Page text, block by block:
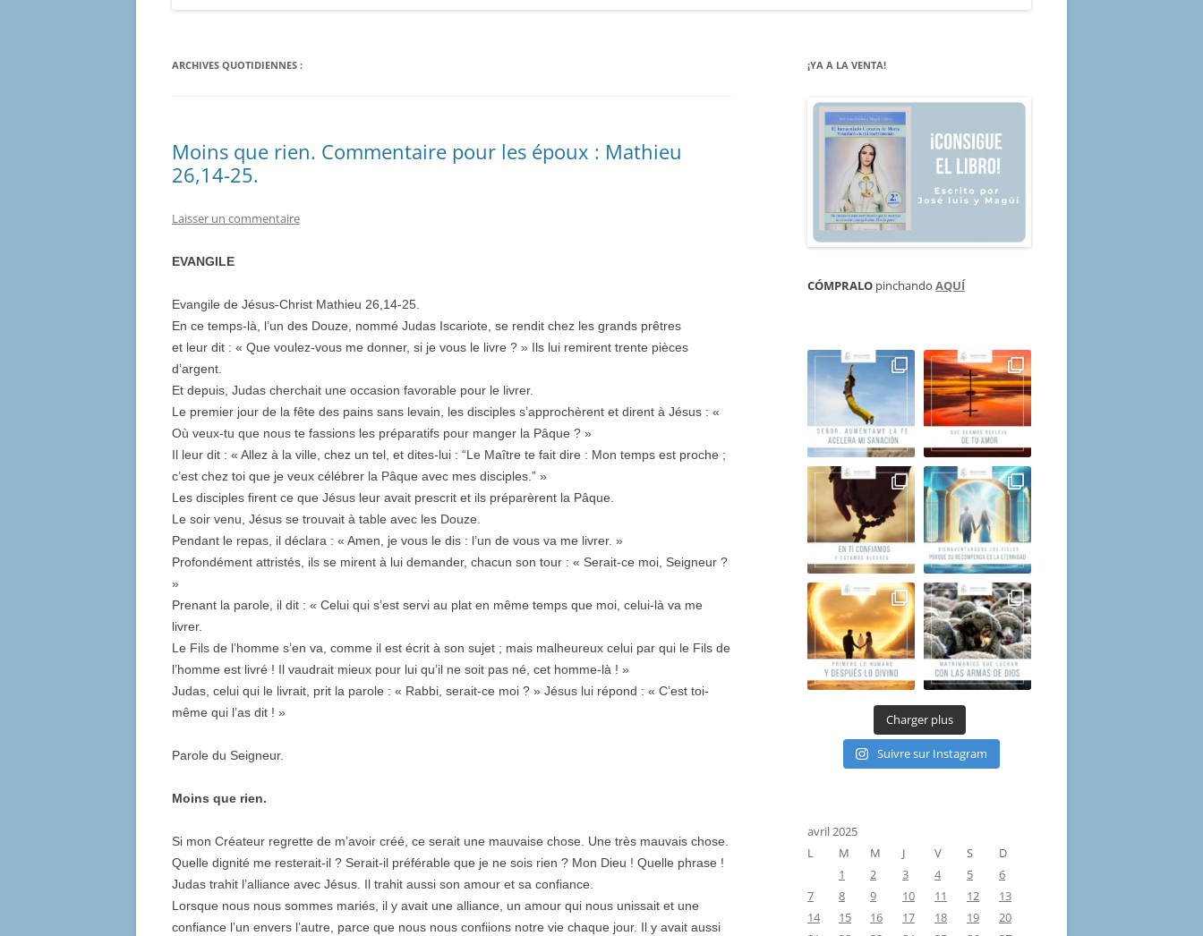
ARCHIVES QUOTIDIENNES :
Moins que rien. Commentaire pour les époux : Mathieu
26,14-25.
Laisser un commentaire
EVANGILE
Evangile de Jésus-Christ Mathieu 26,14-25.
En ce temps-là, l’un des Douze, nommé Judas Iscariote, se rendit chez les grands prêtres
et leur dit : « Que voulez-vous me donner, si je vous le livre ? » Ils lui remirent trente pièces
d’argent.
Et depuis, Judas cherchait une occasion favorable pour le livrer.
Le premier jour de la fête des pains sans levain, les disciples s’approchèrent et dirent à Jésus : «
Où veux-tu que nous te fassions les préparatifs pour manger la Pâque ? »
Il leur dit : « Allez à la ville, chez un tel, et dites-lui : “Le Maître te fait dire : Mon temps est proche ;
c’est chez toi que je veux célébrer la Pâque avec mes disciples.” »
Les disciples firent ce que Jésus leur avait prescrit et ils préparèrent la Pâque.
Le soir venu, Jésus se trouvait à table avec les Douze.
Pendant le repas, il déclara : « Amen, je vous le dis : l’un de vous va me livrer. »
Profondément attristés, ils se mirent à lui demander, chacun son tour : « Serait-ce moi, Seigneur ?
»
Prenant la parole, il dit : « Celui qui s’est servi au plat en même temps que moi, celui-là va me
livrer.
Le Fils de l’homme s’en va, comme il est écrit à son sujet ; mais malheureux celui par qui le Fils de
l’homme est livré ! Il vaudrait mieux pour lui qu’il ne soit pas né, cet homme-là ! »
Judas, celui qui le livrait, prit la parole : « Rabbi, serait-ce moi ? » Jésus lui répond : « C’est toi-
même qui l’as dit ! »
Parole du Seigneur.
Moins que rien.
Si mon Créateur regrette de m’avoir créé, ce serait une mauvaise chose. Une très mauvais chose.
Quelle dignité me resterait-il ? Serait-il préférable que je ne sois rien ? Mon Dieu ! Quelle phrase !
Judas trahit l’alliance avec Jésus. Il trahit aussi son amour et sa confiance.
Lorsque nous nous sommes mariés, il y avait une alliance, un amour qui nous unissait et une
confiance l’un envers l’autre, parce que nous nous confiions notre vie chaque jour. Il y avait aussi
¡YA A LA VENTA!
CÓMPRALO pinchando AQUÍ
Charger plus
Suivre sur Instagram
avril 2025
L
M M J V S
D
1
2 3 4 5
6
7
8 9 10 11 12
13
14
15 16 17 18 19
20